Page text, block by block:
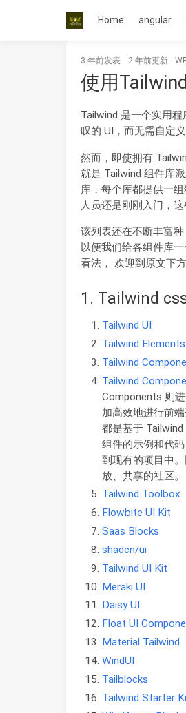
Home angular
3 年前发表 2 年前更新
使用
Tailwind 是一个实用
叹的 UI，而无需自定义
然而，即使拥有
就是 Tailwind 组件库
库，每个库都提供一
人员还是刚刚入门，
该列表还在不断丰富
以便我们给各组件库
看法， 欢迎到原文下方
1. Tailwind
Tailwind UI
Tailwind Elements
Tailwind
Tailwind
Components 则
加高效地进行前
都是基于
组件的示例和代
到现有的项目中
放、共享的社区。
Tailwind Toolbox
Flowbite UI Kit
Saas Blocks
shadcn/ui
Tailwind UI Kit
Meraki UI
Daisy UI
Float UI
Material Tailwind
WindUI
Tailblocks
Tailwind Starter